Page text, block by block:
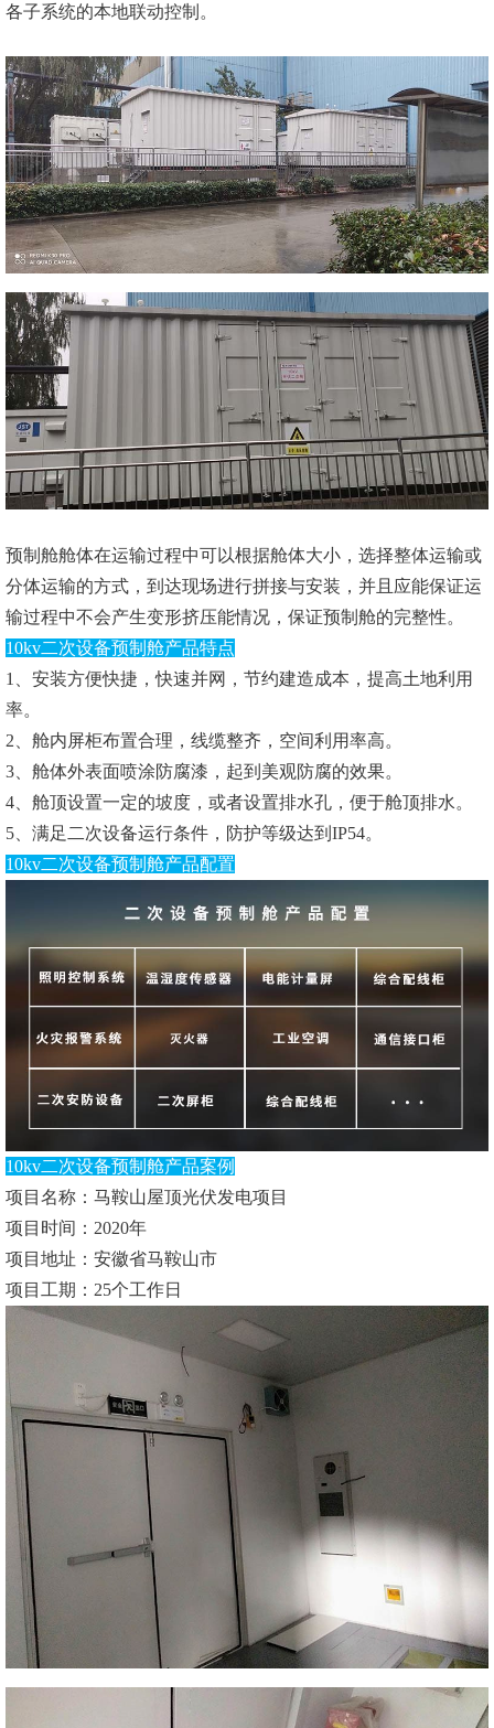
各子系统的本地联动控制。
预制舱舱体在运输过程中可以根据舱体大小，选择整体运输或
分体运输的方式，到达现场进行拼接与安装，并且应能保证运
输过程中不会产生变形挤压能情况，保证预制舱的完整性。
10kv二次设备预制舱产品特点
1、安装方便快捷，快速并网，节约建造成本，提高土地利用
率。
2、舱内屏柜布置合理，线缆整齐，空间利用率高。
3、舱体外表面喷涂防腐漆，起到美观防腐的效果。
4、舱顶设置一定的坡度，或者设置排水孔，便于舱顶排水。
5、满足二次设备运行条件，防护等级达到IP54。
10kv二次设备预制舱产品配置
10kv二次设备预制舱产品案例
项目名称：马鞍山屋顶光伏发电项目
项目时间：2020年
项目地址：安徽省马鞍山市
项目工期：25个工作日